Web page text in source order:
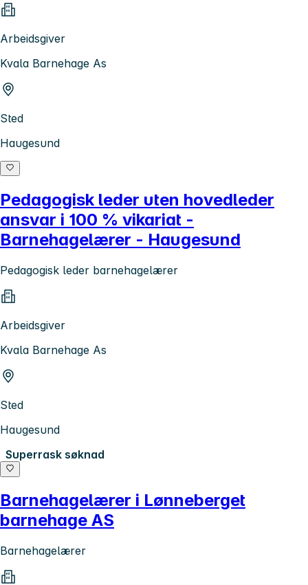
Arbeidsgiver
Kvala Barnehage As
Sted
Haugesund
Pedagogisk leder uten hovedleder
ansvar i 100 % vikariat -
Barnehagelærer - Haugesund
Pedagogisk leder barnehagelærer
Arbeidsgiver
Kvala Barnehage As
Sted
Haugesund
Superrask søknad
Barnehagelærer i Lønneberget
barnehage AS
Barnehagelærer